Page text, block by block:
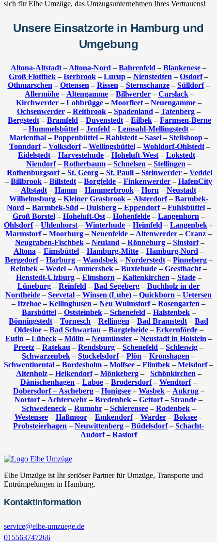
sich für Elbe Umzüge, das Umzugsunternehmen Ihres Vertrauens!
Unsere Einsatzorte in Hamburg und
Umgebung
Altona-Altstadt – Altona-Nord – Bahrenfeld – Blankenese –
Groß Flottbek – Iserbrook – Lurup – Nienstedten – Osdorf–
Othmarschen – Ottensen – Rissen – Sternschanze– Sülldorf–
Allermöhe – Altengamme – Billwerder – Curslack –
Kirchwerder– Lohbrügge– Moorfleet– Neuengamme–
Ochsenwerder– Reitbrook– Spadenland – Tatenberg–
Bergstedt – Bramfeld – Duvenstedt – Eilbek – Farmsen-Berne
– Hummelsbüttel – Jenfeld – Lemsahl-Mellingstedt –
Marienthal– Poppenbüttel– Rahlstedt– Sasel– Steilshoop–
Tonndorf– Volksdorf– Wellingsbüttel– Wohldorf-Ohlstedt–
Eidelstedt – Harvestehude – Hoheluft-West – Lokstedt –
Niendorf– Rotherbaum– Schnelsen – Stellingen –
Rothenburgsort – St. Georg – St. Pauli – Steinwerder – Veddel
– Billbrook – Billstedt – Borgfelde – Finkenwerder – HafenCity
– Altstadt– Hamm– Hammerbrook– Horn – Neustadt–
Wilhelmsburg– Kleiner Grasbrook– Alsterdorf– Barmbek-
Nord – Barmbek-Süd – Dulsberg– Eppendorf– Fuhlsbüttel–
Groß Borstel– Hoheluft-Ost– Hohenfelde– Langenhorn –
Ohlsdorf– Uhlenhorst – Winterhude – Heimfeld – Langenbek –
Marmstorf– Moorburg – Neuenfelde – Altenwerder – Cranz –
Neugraben-Fischbek– Neuland – Rönneburg– Sinstorf–
Altona – Eimsbüttel– Hamburg-Mitte– Hamburg-Nord –
Bergedorf– Harburg– Wandsbek– Norderstedt– Pinneberg–
Reinbek – Wedel – Ammersbek – Buxtehude – Geesthacht –
Henstedt-Ulzburg– Elmshorn – Kaltenkirchen – Stade–
Lüneburg – Reinfeld – Bad Segeberg – Buchholz in der
Nordheide – Seevetal – Winsen (Luhe) – Quickborn – Uetersen
– Itzehoe – Kellinghusen – Neu Wulmstorf– Rosengarten –
Barsbüttel– Oststeinbek– Schenefeld – Halstenbek–
Bönningstedt – Tornesch – Rellingen – Bad Bramstedt – Bad
Oldesloe– Bad Schwartau – Bargteheide– Eckernförde–
Eutin – Lübeck– Mölln – Neumünster– Neustadt in Holstein –
Preetz – Ratekau – Rendsburg – Schenefeld – Schleswig –
Schwarzenbek – Stockelsdorf– Plön – Kronshagen –
Schwentinental – Bordesholm – Molfsee – Flintbek – Melsdorf–
Altenholz– Heikendorf– Mönkeberg– Schönkirchen –
Dänischenhagen – Laboe – Brodersdorf– Wendtorf–
Dobersdorf – Ascheberg– Honigsee– Wasbek– Aukrug–
Nortorf– Achterwehr – Bredenbek – Gettorf– Strande –
Schwedeneck– Rumohr– Schierensee– Rodenbek–
Westensee– Haßmoor– Emkendorf– Warder– Boksee–
Probsteierhagen – Neuwittenberg – Büdelsdorf– Schacht-
Audorf– Rastorf
Elbe Umzüge ist Ihr seriöser Partner für Umzüge, Transporte und
Entrümpelungen in Hamburg.
Kontaktinformation
service@elbe-umzuege.de
015563747266